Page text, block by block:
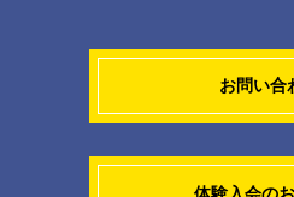
お問い合
体験入会の